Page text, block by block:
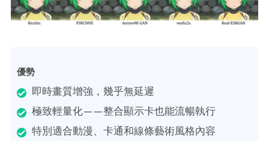
優勢
即時畫質增強，幾乎無延遲
極致輕量化——整合顯示卡也能流暢執行
特別適合動漫、卡通和線條藝術風格內容